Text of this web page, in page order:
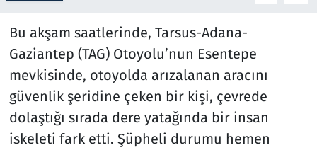
Bu akşam saatlerinde, Tarsus-Adana-
Gaziantep (TAG) Otoyolu’nun Esentepe
mevkisinde, otoyolda arızalanan aracını
güvenlik şeridine çeken bir kişi, çevrede
dolaştığı sırada dere yatağında bir insan
iskeleti fark etti. Şüpheli durumu hemen
Savunma Sanayi
Seçim 2023
Spor
Teknoloji ve Bilim